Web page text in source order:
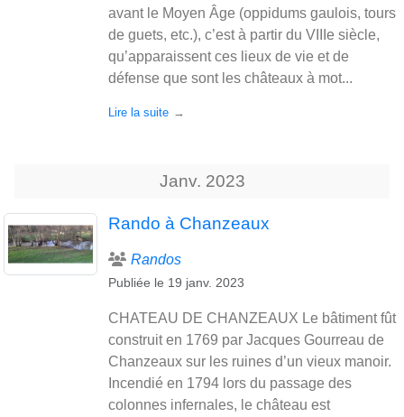
avant le Moyen Âge (oppidums gaulois, tours
de guets, etc.), c’est à partir du VIIIe siècle,
qu’apparaissent ces lieux de vie et de
défense que sont les châteaux à mot...
Lire la suite
Janv. 2023
Rando à Chanzeaux
Randos
Publiée le 19 janv. 2023
CHATEAU DE CHANZEAUX Le bâtiment fût
construit en 1769 par Jacques Gourreau de
Chanzeaux sur les ruines d’un vieux manoir.
Incendié en 1794 lors du passage des
colonnes infernales, le château est